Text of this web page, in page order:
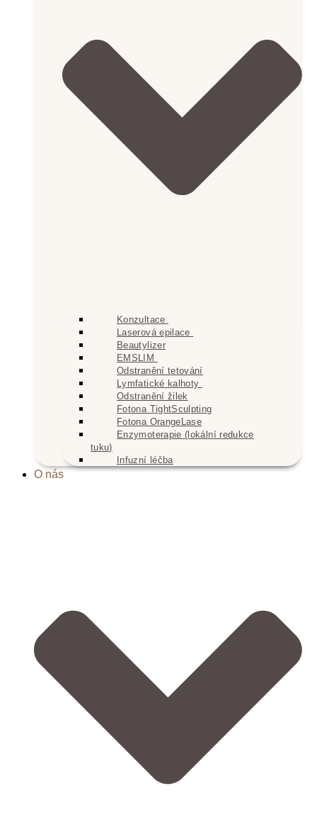
Konzultace
Laserová epilace
Beautylizer
EMSLIM
Odstranění tetování
Lymfatické kalhoty
Odstranění žilek
Fotona TightSculpting
Fotona OrangeLase
Enzymoterapie (lokální redukce
tuku)
Infuzní léčba
O nás